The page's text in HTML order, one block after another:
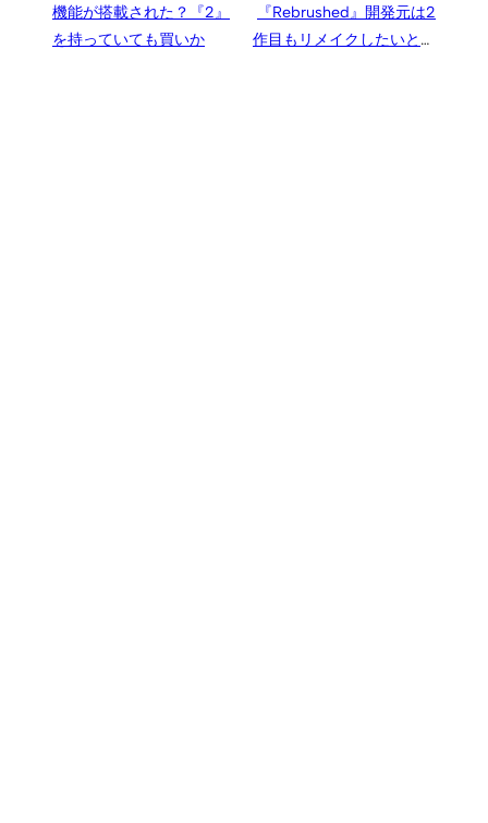
機能が搭載された？『2』
を持っていても買いか
『Rebrushed』開発元は2
作目もリメイクしたいと考